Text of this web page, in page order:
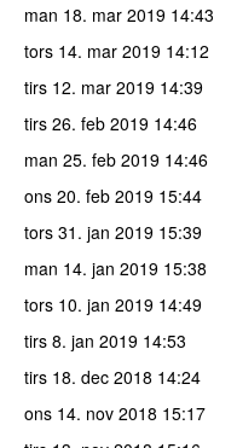
man 18. mar 2019 14:43
tors 14. mar 2019 14:12
tirs 12. mar 2019 14:39
tirs 26. feb 2019 14:46
man 25. feb 2019 14:46
ons 20. feb 2019 15:44
tors 31. jan 2019 15:39
man 14. jan 2019 15:38
tors 10. jan 2019 14:49
tirs 8. jan 2019 14:53
tirs 18. dec 2018 14:24
ons 14. nov 2018 15:17